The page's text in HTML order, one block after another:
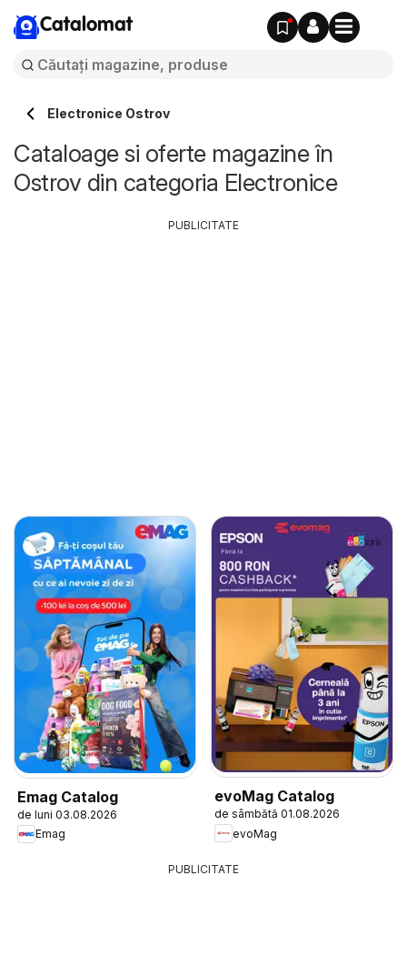
Catalomat
Electronice Ostrov
Cataloage si oferte magazine în
Ostrov din categoria Electronice
Emag Catalog
de luni 03.08.2026
Emag
evoMag Catalog
de sâmbătă 01.08.2026
evoMag
PUBLICITATE
PUBLICITATE